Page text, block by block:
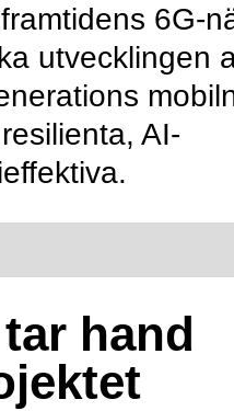
6G-
utvecklingen
AI-
hand